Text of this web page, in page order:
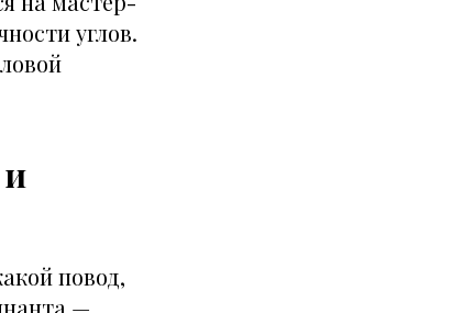
углов.
повод,
—